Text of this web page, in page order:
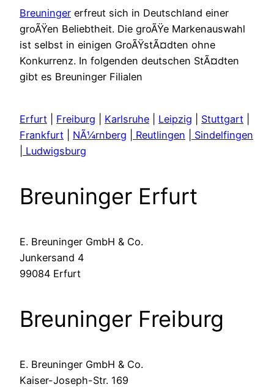
Breuninger erfreut sich in Deutschland einer
groÃŸen Beliebtheit. Die groÃŸe Markenauswahl
ist selbst in einigen GroÃŸstÃ¤dten ohne
Konkurrenz. In folgenden deutschen StÃ¤dten
gibt es Breuninger Filialen
Erfurt Freiburg Karlsruhe Leipzig Stuttgart
Frankfurt
NÃ¼rnberg Reutlingen
Sindelfingen
Ludwigsburg
Breuninger Erfurt
E. Breuninger GmbH & Co.
Junkersand 4
99084 Erfurt
Breuninger Freiburg
E. Breuninger GmbH & Co.
Kaiser-Joseph-Str. 169